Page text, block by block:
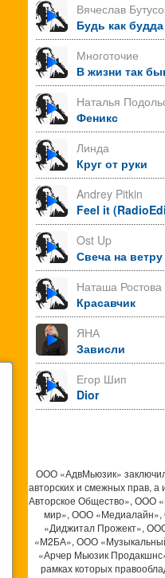
Вячеслав
Будь как будда
Многоточие
В жизни так
Наталья
Феникс
Линда
Круг от руки
Andrey Pitkin
Feel it
Ost Up
Свеча на ветру
Наташа Ростова
Красавчик
ЯНА
Зависли
Егор Шип
Dior
ООО «АдвМьюзик»
авторских и смежных прав,
Авторское Общество», ООО
мир», ООО «Медиалайн»,
«Диджитал Прожект»,
«М2БА», ООО
«Арчер Мьюзик
рамках которых